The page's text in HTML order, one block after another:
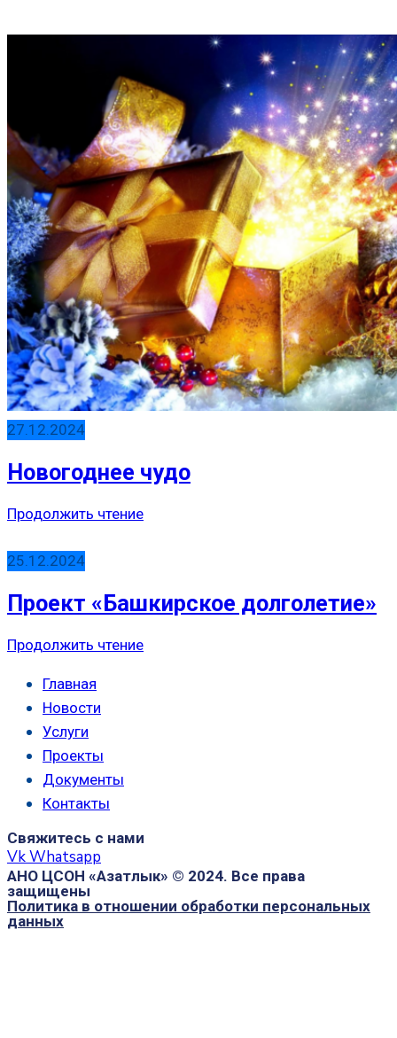
27.12.2024
Новогоднее чудо
Продолжить чтение
25.12.2024
Проект «Башкирское долголетие»
Продолжить чтение
Главная
Новости
Услуги
Проекты
Документы
Контакты
Свяжитесь с нами
VkWhatsapp
АНО ЦСОН «Азатлык» © 2024. Все права
защищены
Политика в отношении обработки персональных
данных